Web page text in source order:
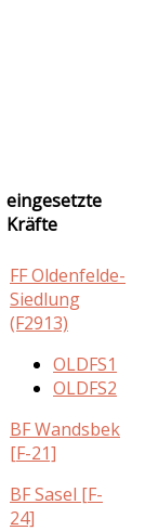
eingesetzte
Kräfte
FF Oldenfelde-
Siedlung
(F2913)
OLDFS1
OLDFS2
BF Wandsbek
[F-21]
BF Sasel [F-
24]